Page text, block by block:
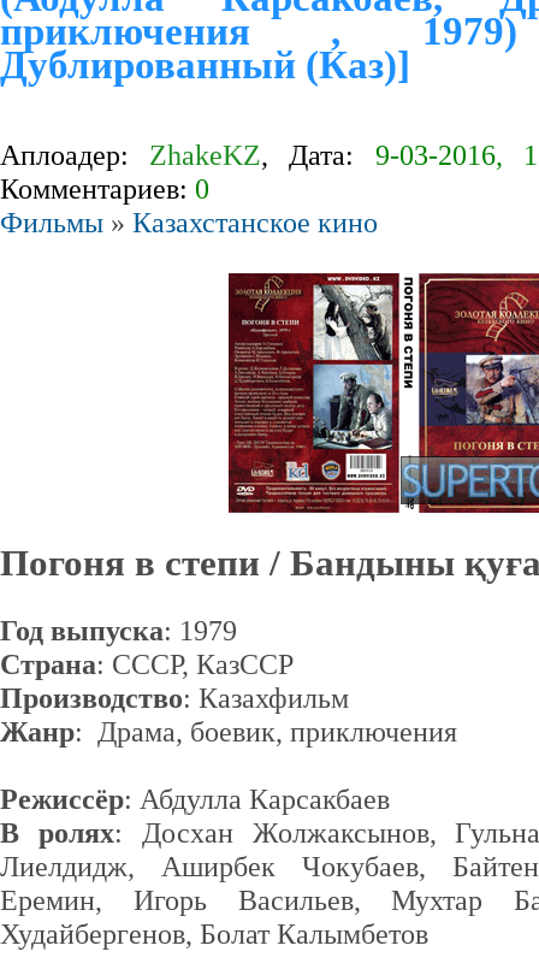
приключения ,
Дублированный (Каз)]
Аплоадер: ZhakeKZ, Дата:
9-03-2016,
Комментариев: 0
Фильмы » Казахстанское кино
Погоня в степи / Бандыны
Год выпуска: 1979
Страна: СССР, КазССР
Производство: Казахфильм
Жанр: Драма, боевик, приключения
Режиссёр: Абдулла Карсакбаев
В ролях: Досхан Жолжаксынов,
Лиелдидж, Аширбек Чокубаев,
Еремин, Игорь Васильев, Мухтар
Худайбергенов, Болат Калымбетов